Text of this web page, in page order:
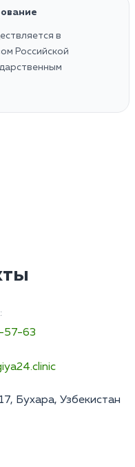
в
Российской
57-63
Бухара, Узбекистан